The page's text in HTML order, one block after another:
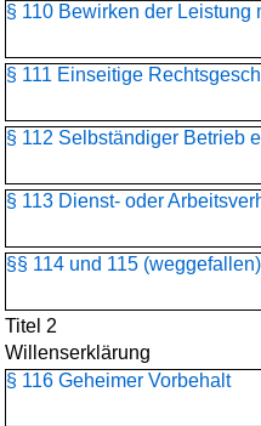
§ 110 Bewirken der Leistung
§ 111 Einseitige
§ 112 Selbständiger Betrieb
§ 113 Dienst- oder
§§ 114 und 115 (weggefallen)
Titel 2
Willenserklärung
§ 116 Geheimer Vorbehalt